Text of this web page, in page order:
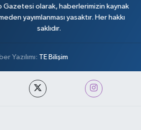
Gazetesi olarak, haberlerimizin kaynak
yayımlanması yasaktır. Her hakkı
saklıdır.
Yazılımı: TE Bilişim